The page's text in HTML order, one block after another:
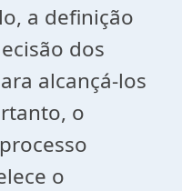
a definição
dos
alcançá-los
o
o